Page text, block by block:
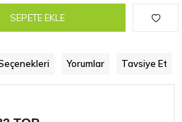
SEPETE EKLE
Yorumlar Tavsiye Et